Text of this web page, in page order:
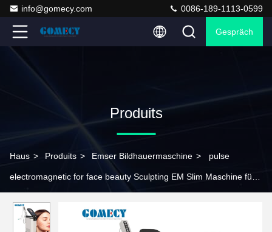
info@gomecy.com 0086-189-1113-0599
Gespräch
Produits
Haus > Produits > Emser Bildhauermaschine > pulse
electromagnetic for face beauty Sculpting EM Slim Maschine für